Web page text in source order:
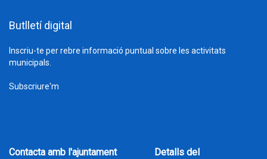
Butlletí digital
Inscriu-te per rebre informació puntual sobre les activitats
municipals.
Subscriure'm
Contacta amb l'ajuntament
Detalls del